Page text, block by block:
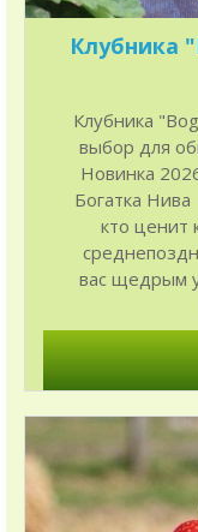
Клубника
Клубника
выбор для
Новинка
Богатка
кто ценит
вас щедрым